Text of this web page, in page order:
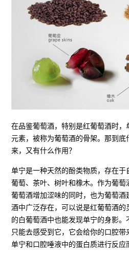
在品鉴葡萄酒，特别是红葡萄酒时
元素，被称为葡萄酒的骨架。那到
来，又有什么作用？
单宁是一种天然的酚类物质，存在于
葡萄、茶叶、树叶和橡木。作为葡萄
葡萄酒增加涩味的同时，也为葡萄酒
酒中广泛存在，可以说是红葡萄酒的
的白葡萄酒中也能发现单宁的身影。
只能去感受到它，它会给你的口腔
单宁和口腔唾液中的蛋白质进行反应